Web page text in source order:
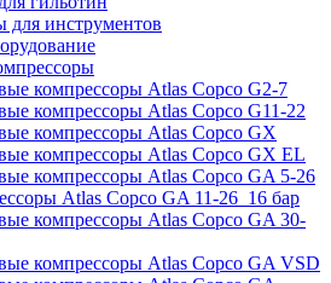
инструментов
компрессоры Atlas Copco G2-7
компрессоры Atlas Copco G11-22
компрессоры Atlas Copco GX
компрессоры Atlas Copco GX EL
компрессоры Atlas Copco GA 5-26
Atlas Copco GA 11-26_16 бар
компрессоры Atlas Copco GA 30-
компрессоры Atlas Copco GA VSD